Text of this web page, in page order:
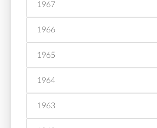
1967
1966
1965
1964
1963